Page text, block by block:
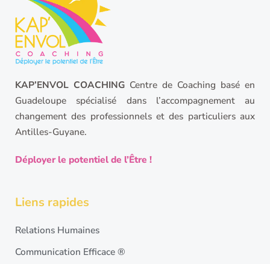
KAP’ENVOL COACHING Centre de Coaching basé en
Guadeloupe spécialisé dans l’accompagnement au
changement des professionnels et des particuliers aux
Antilles-Guyane.
Déployer le potentiel de l’Être !
Liens rapides
Relations Humaines
Communication Efficace ®